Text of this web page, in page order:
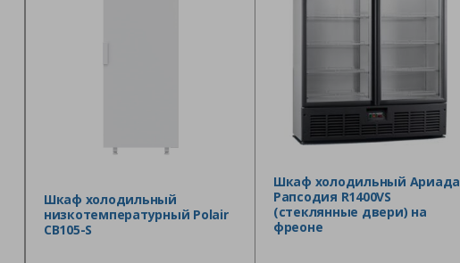
Шкаф холодильный
низкотемпературный Polair
CB105-S
Шкаф холодильный Ариада
Рапсодия R1400VS
(стеклянные двери) на
фреоне